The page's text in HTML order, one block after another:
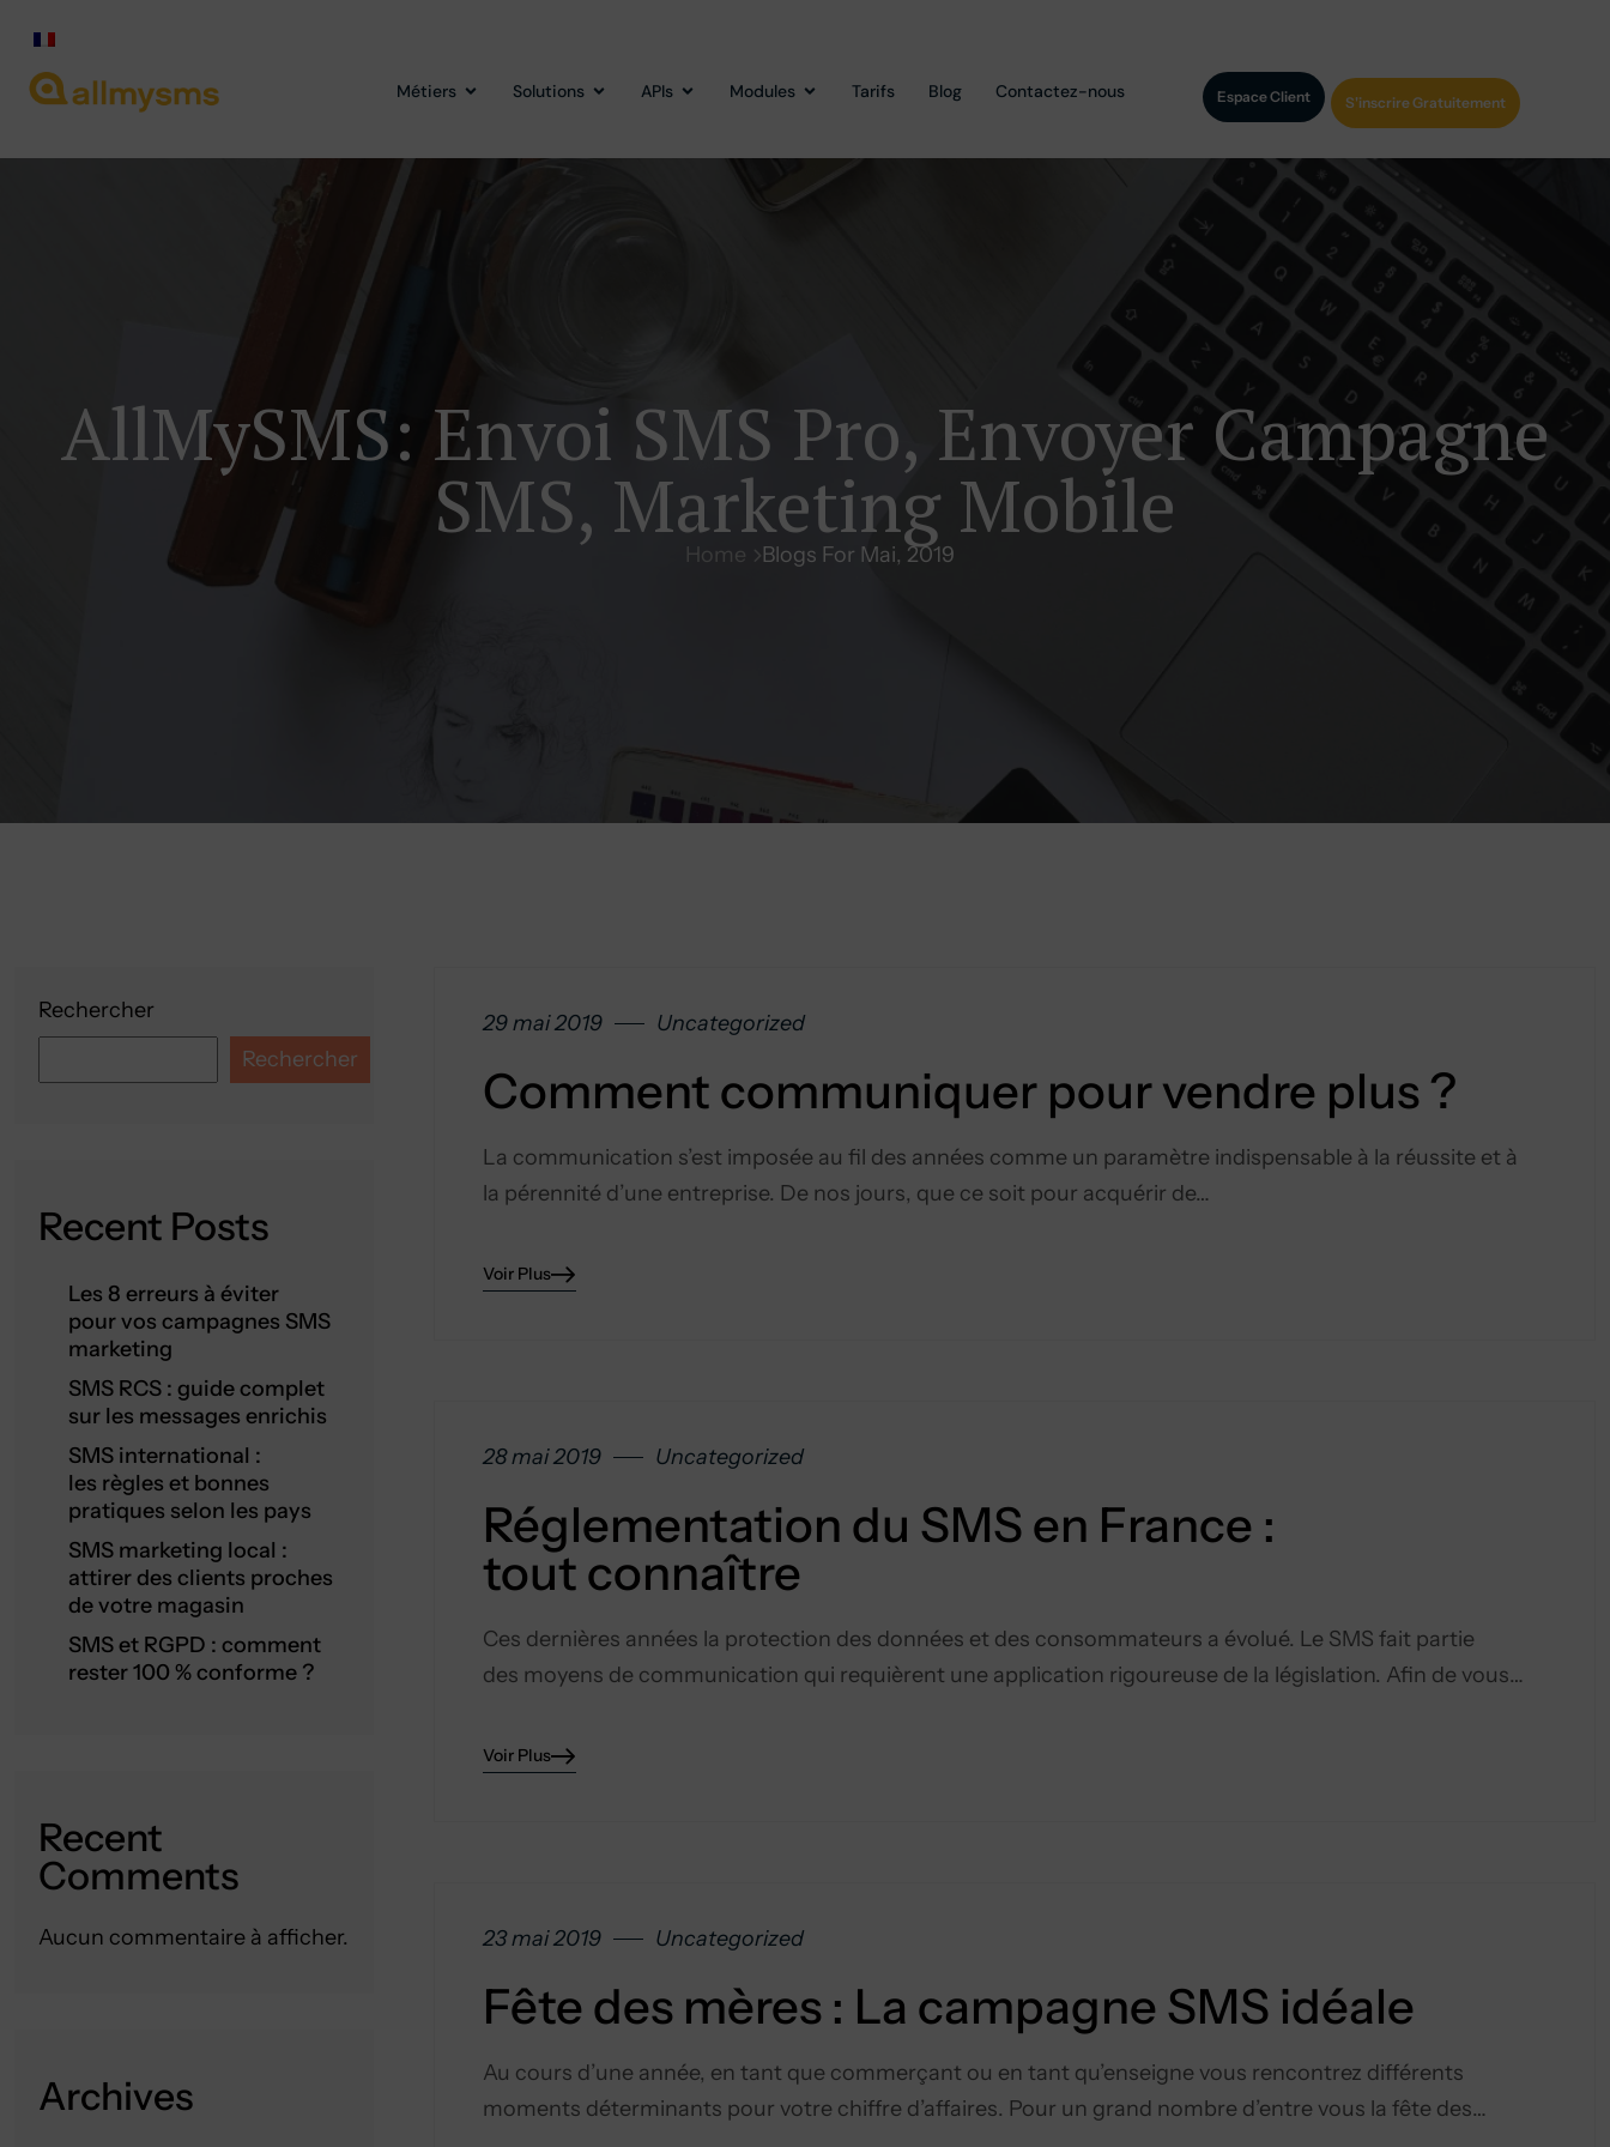
Métiers Solutions APIs Modules Tarifs Blog Contactez-nous Espace Client S'inscrire Gratuitement
AllMySMS: Envoi SMS Pro, Envoyer Campagne
SMS, Marketing Mobile
Home Blogs For Mai, 2019
Rechercher
Rechercher
Recent Posts
Les 8 erreurs à éviter
pour vos campagnes SMS
marketing
SMS RCS : guide complet
sur les messages enrichis
SMS international :
les règles et bonnes
pratiques selon les pays
SMS marketing local :
attirer des clients proches
de votre magasin
SMS et RGPD : comment
rester 100 % conforme ?
Recent
Comments
Aucun commentaire à afficher.
Archives
29 mai 2019 Uncategorized
Comment communiquer pour vendre plus ?
La communication s’est imposée au fil des années comme un paramètre indispensable à la réussite et à
la pérennité d’une entreprise. De nos jours, que ce soit pour acquérir de…
Voir Plus
28 mai 2019 Uncategorized
Réglementation du SMS en France :
tout connaître
Ces dernières années la protection des données et des consommateurs a évolué. Le SMS fait partie
des moyens de communication qui requièrent une application rigoureuse de la législation. Afin de vous…
Voir Plus
23 mai 2019 Uncategorized
Fête des mères : La campagne SMS idéale
Au cours d’une année, en tant que commerçant ou en tant qu’enseigne vous rencontrez différents
moments déterminants pour votre chiffre d’affaires. Pour un grand nombre d’entre vous la fête des…